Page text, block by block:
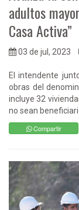
adultos
Casa Activa”
03 de jul, 2023
El intendente
obras del
incluye 32
no sean
Compartir